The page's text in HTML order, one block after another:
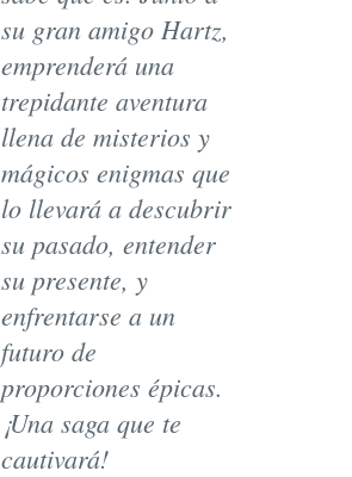
su gran amigo Hartz,
emprenderá una
trepidante aventura
llena de misterios y
mágicos enigmas que
lo llevará a descubrir
su pasado, entender
su presente, y
enfrentarse a un
futuro de
proporciones épicas.
¡Una saga que te
cautivará!